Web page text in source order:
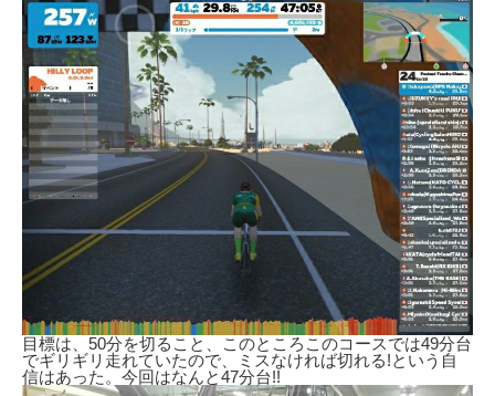
目標は、50分を切ること、このところこのコースでは49分台
でギリギリ走れていたので、ミスなければ切れる!という自
信はあった。今回はなんと47分台!!